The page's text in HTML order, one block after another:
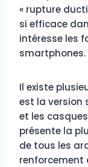
« rupture
si efficace
intéresse les
smartphones.
Il existe
est la version
et les
présente la
de tous les
renforcement